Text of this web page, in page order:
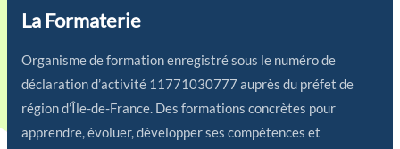
La Formaterie
Organisme de formation enregistré sous le numéro de
déclaration d’activité 11771030777 auprès du préfet de
région d’Île-de-France. Des formations concrètes pour
apprendre, évoluer, développer ses compétences et